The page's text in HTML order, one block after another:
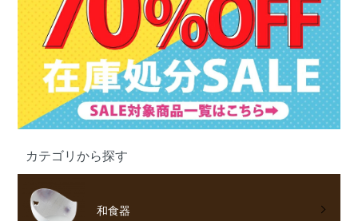
カテゴリから探す
和食器